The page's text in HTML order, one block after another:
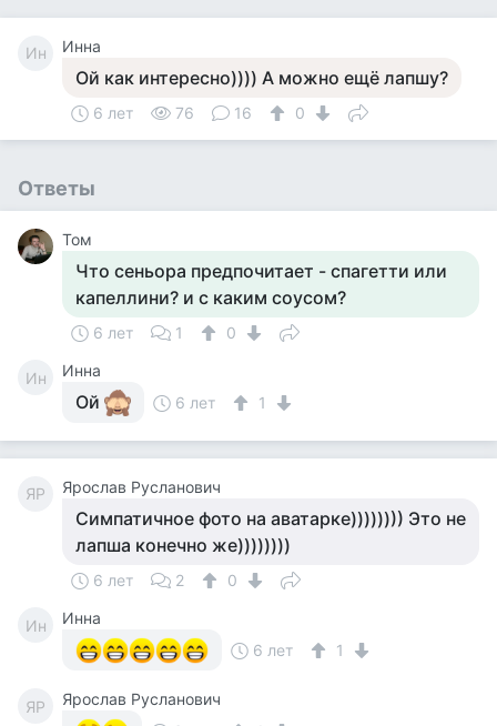
Ин Инна
Ой как интересно)))) А можно ещё лапшу?
6 лет 76 16 0
Ответы
Том
Что сеньора предпочитает - спагетти или
капеллини? и с каким соусом?
6 лет 1 0
Ин Инна
Ой 6 лет 1
ЯР Ярослав Русланович
Симпатичное фото на аватарке)))))))) Это не
лапша конечно же))))))))
6 лет 2 0
Ин
Инна
6 лет
1
ЯР
Ярослав Русланович